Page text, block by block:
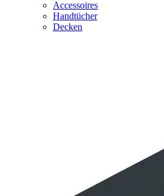
Accessoires
Handtücher
Decken